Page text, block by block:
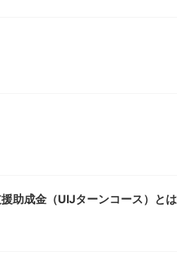
助成金（UIJターンコース）とは